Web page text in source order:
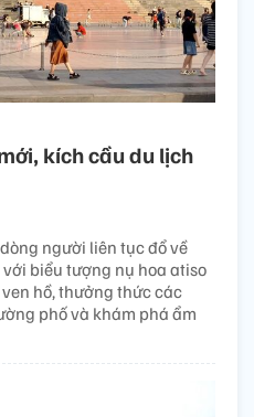
kích cầu du lịch
người liên tục đổ về
biểu tượng nụ hoa atiso
hồ, thưởng thức các
phố và khám phá ẩm